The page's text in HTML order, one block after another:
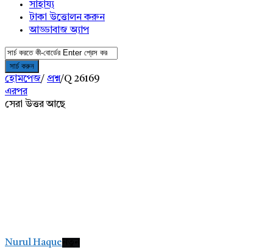
সাহায্য
টাকা উত্তোলন করুন
আড্ডাবাজ অ্যাপ
হোমপেজ/ প্রশ্ন/Q 26169
এরপর
সেরা উত্তর আছে
Latest
Nurul Haque